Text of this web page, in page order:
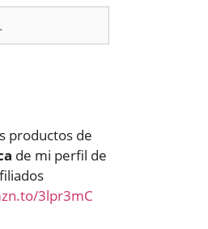
productos de
de mi perfil de
3lpr3mC